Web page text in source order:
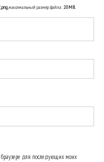
png, максимальный размер файла: 20MB.
для последующих моих